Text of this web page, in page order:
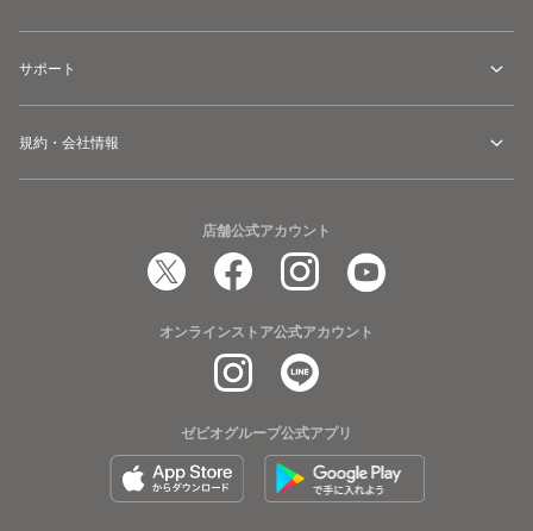
サポート
規約・会社情報
店舗公式アカウント
オンラインストア公式アカウント
ゼビオグループ公式アプリ